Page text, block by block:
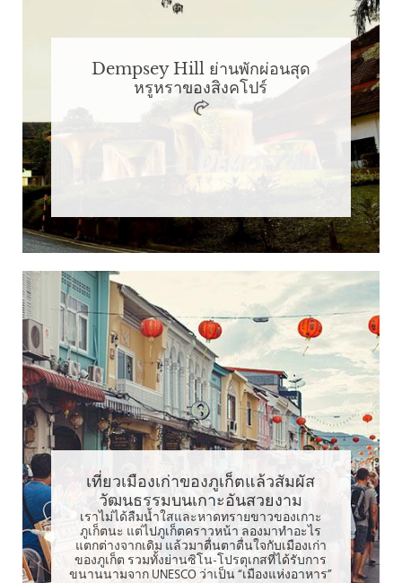
Dempsey Hill ย่านพักผ่อนสุด
หรูหราของสิงคโปร์
เที่ยวเมืองเก่าของภูเก็ตแล้วสัมผัส
วัฒนธรรมบนเกาะอันสวยงาม
เราไม่ได้ลืมน้ำใสและหาดทรายขาวของเกาะ
ภูเก็ตนะ แต่ไปภูเก็ตคราวหน้า ลองมาทำอะไร
แตกต่างจากเดิม แล้วมาตื่นตาตื่นใจกับเมืองเก่า
ของภูเก็ต รวมทั้งย่านซิโน-โปรตุเกสที่ได้รับการ
ขนานนามจาก UNESCO ว่าเป็น “เมืองแห่งอาหาร”